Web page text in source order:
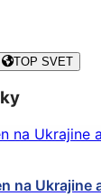
TOP SVET
na Ukrajine